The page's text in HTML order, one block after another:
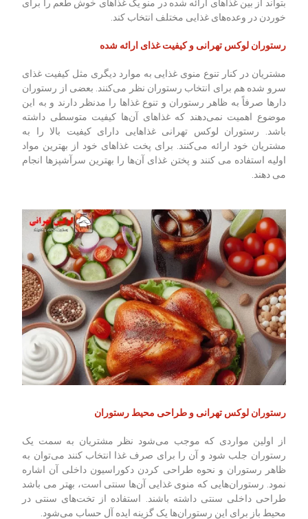
بتواند از بین غذاهای ارائه شده در منو یک غذاهای خوش طعم را برای
خوردن در وعده‌های غذایی مختلف انتخاب کند.
رستوران لوکس تهرانی و کیفیت غذای ارائه شده
مشتریان در کنار تنوع منوی غذایی به موارد دیگری مثل کیفیت غذای
سرو شده هم برای انتخاب رستوران نظر می‌کنند. بعضی از رستوران
دارها صرفاً به ظاهر رستوران و تنوع غذاها را مدنظر دارند و به این
موضوع اهمیت نمی‌دهند که غذاهای آن‌ها کیفیت متوسطی داشته
باشد. رستوران لوکس تهرانی غذاهایی دارای کیفیت بالا را به
مشتریان خود ارائه می‌کنند. برای پخت غذاهای خود از بهترین مواد
اولیه استفاده می کنند و پختن غذای آن‌ها را بهترین سرآشپزها انجام
می دهند.
رستوران لوکس تهرانی و طراحی محیط رستوران
از اولین مواردی که موجب می‌شود نظر مشتریان به سمت یک
رستوران جلب شود و آن را برای صرف غذا انتخاب کنند می‌توان به
ظاهر رستوران و نحوه طراحی کردن دکوراسیون داخلی آن اشاره
نمود. رستوران‌هایی که منوی غذایی آن‌ها سنتی است، بهتر می باشد
طراحی داخلی سنتی داشته باشند. استفاده از تخت‌های سنتی در
محیط باز برای این رستوران‌ها یک گزینه ایده آل حساب می‌شود.